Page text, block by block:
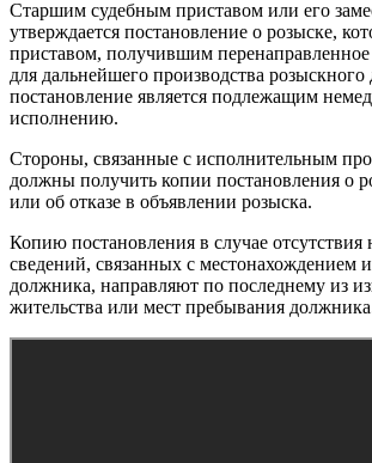
Старшим судебным приставом или его
утверждается постановление о розыске,
приставом, получившим перенаправленное
для дальнейшего производства
постановление является подлежащим
исполнению.
Стороны, связанные с исполнительным
должны получить копии постановления о
или об отказе в объявлении розыска.
Копию постановления в случае
сведений, связанных с местонахождением
должника, направляют по последнему из
жительства или мест пребывания